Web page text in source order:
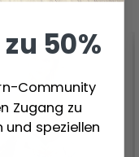
50%
Community
Zugang zu
speziellen